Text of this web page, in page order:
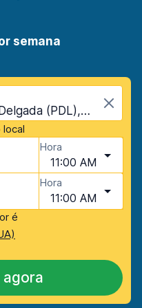
semana
Aeroporto de Ponta Delgada (PDL), Ponta Delgada, Portugal - Arquipélago dos Açores
Hora
11:00 AM
Hora
11:00 AM
é
agora